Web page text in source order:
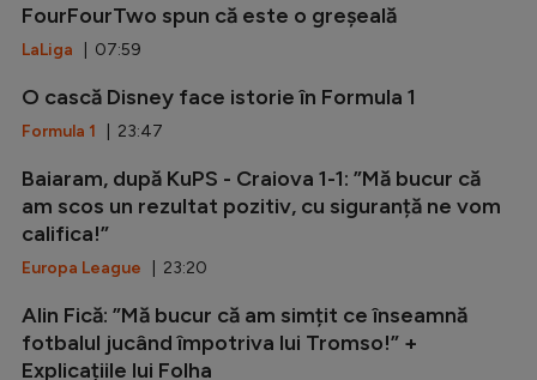
FourFourTwo spun că este o greșeală
LaLiga | 07:59
O cască Disney face istorie în Formula 1
Formula 1 | 23:47
Baiaram, după KuPS - Craiova 1-1: ”Mă bucur că
am scos un rezultat pozitiv, cu siguranță ne vom
califica!”
Europa League | 23:20
Alin Fică: ”Mă bucur că am simțit ce înseamnă
fotbalul jucând împotriva lui Tromso!” +
Explicațiile lui Folha